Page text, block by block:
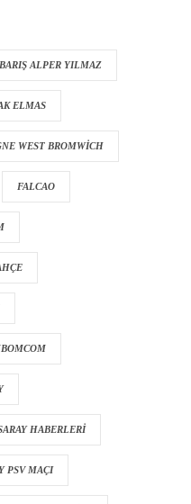
BARIŞ ALPER YILMAZ
ELMAS
WEST BROMWICH
FALCAO
HABERLERI
PSV MAÇI